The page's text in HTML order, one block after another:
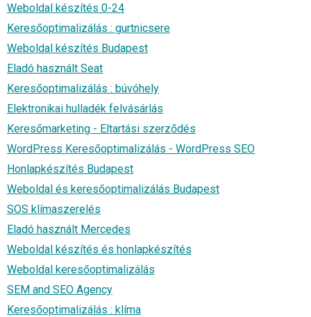
Weboldal készítés 0-24
Keresőoptimalizálás : gurtnicsere
Weboldal készítés Budapest
Eladó használt Seat
Keresőoptimalizálás : búvóhely
Elektronikai hulladék felvásárlás
Keresőmarketing - Eltartási szerződés
WordPress Keresőoptimalizálás - WordPress SEO
Honlapkészítés Budapest
Weboldal és keresőoptimalizálás Budapest
SOS klímaszerelés
Eladó használt Mercedes
Weboldal készítés és honlapkészítés
Weboldal keresőoptimalizálás
SEM and SEO Agency
Keresőoptimalizálás : klíma